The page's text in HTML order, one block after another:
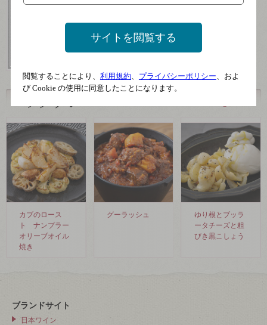
ゼ ド ニュイ
ロバート ヴァイル ジュ
ニア グラウブルグンダ
カブのロース
ト ナンプラー
オリーブオイル
焼き
グーラッシュ
ゆり根とブッラ
ータチーズと粗
びき黒こしょう
ブランドサイト
日本ワイン
サイトを閲覧する
閲覧することにより、 利用規約、 プライバシーポリシー、およ
び Cookie の使用に同意したことになります。